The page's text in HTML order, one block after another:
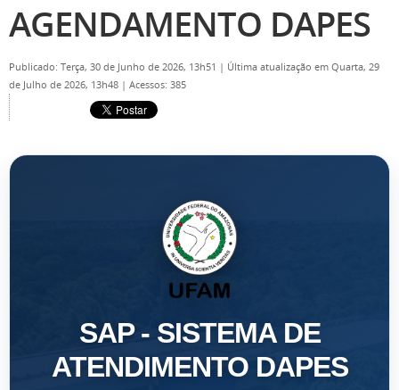
AGENDAMENTO DAPES
Publicado: Terça, 30 de Junho de 2026, 13h51 | Última atualização em Quarta, 29
de Julho de 2026, 13h48 | Acessos: 385
SAP - SISTEMA DE
ATENDIMENTO DAPES